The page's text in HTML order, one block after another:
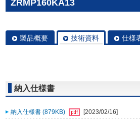
ZRMP160KA13
製品概要 技術資料 仕様
納入仕様書
納入仕様書 (879KB) [2023/02/16]